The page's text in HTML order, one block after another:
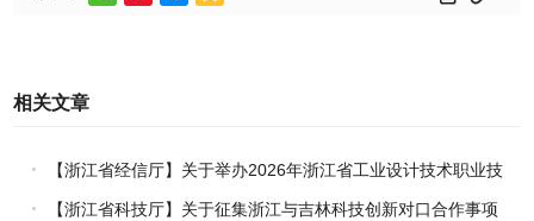
相关文章
【浙江省经信厅】关于举办2026年浙江省工业设计技术职业技
能竞赛的通知
【浙江省科技厅】关于征集浙江与吉林科技创新对口合作事项